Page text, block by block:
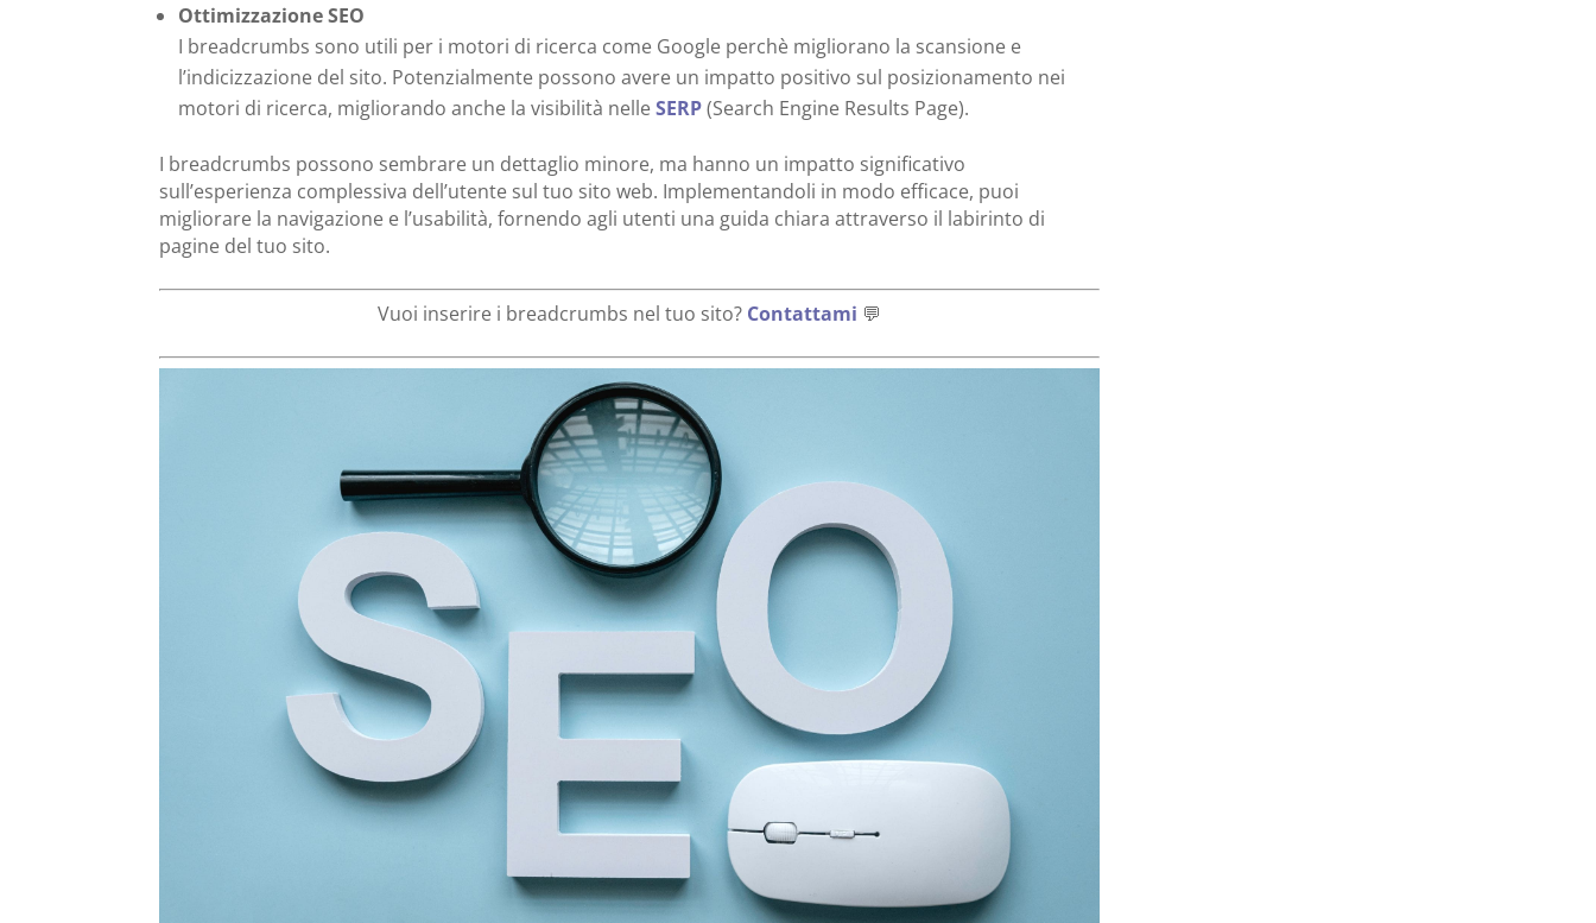
Ottimizzazione SEO
I breadcrumbs sono utili per i motori di ricerca come Google perchè migliorano la scansione e
l’indicizzazione del sito. Potenzialmente possono avere un impatto positivo sul posizionamento nei
motori di ricerca, migliorando anche la visibilità nelleSERP(Search Engine Results Page).
I breadcrumbs possono sembrare un dettaglio minore, ma hanno un impatto significativo
sull’esperienza complessiva dell’utente sul tuo sito web. Implementandoli in modo efficace, puoi
migliorare la navigazione e l’usabilità, fornendo agli utenti una guida chiara attraverso il labirinto di
pagine del tuo sito.
Vuoi inserire i breadcrumbs nel tuo sito? Contattami 💬